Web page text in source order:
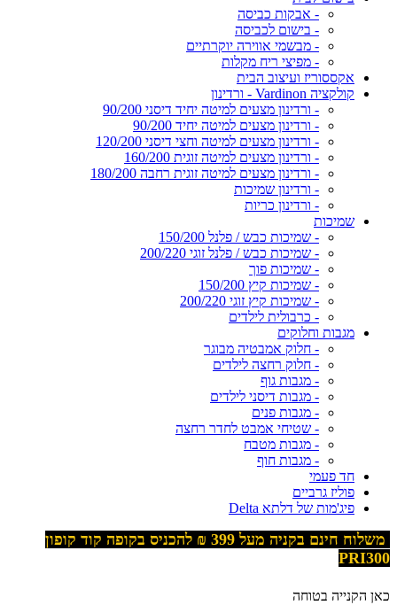
- אבקות כביסה
- בישום לכביסה
- מבשמי אווירה יוקרתיים
- מפיצי ריח מקלות
אקססוריז ועיצוב הבית
קולקציה Vardinon - ורדינון
- ורדינון מצעים למיטה יחיד דיסני 90/200
- ורדינון מצעים למיטה יחיד 90/200
- ורדינון מצעים למיטה וחצי דיסני 120/200
- ורדינון מצעים למיטה זוגית 160/200
- ורדינון מצעים למיטה זוגית רחבה 180/200
- ורדינון שמיכות
- ורדינון כריות
שמיכות
- שמיכות כבש / פלנל 150/200
- שמיכות כבש / פלנל זוגי 200/220
- שמיכות פוך
- שמיכות קיץ 150/200
- שמיכות קיץ זוגי 200/220
- כרבולית לילדים
מגבות וחלוקים
- חלוק אמבטיה מבוגר
- חלוק רחצה לילדים
- מגבות גוף
- מגבות דיסני לילדים
- מגבות פנים
- שטיחי אמבט לחדר רחצה
- מגבות מטבח
- מגבות חוף
חד פעמי
פוליז גרביים
פיג'מות של דלתא Delta
משלוח חינם בקניה מעל 399
₪ להכניס בקופה קוד קופון
PRI300
כאן הקנייה בטוחה